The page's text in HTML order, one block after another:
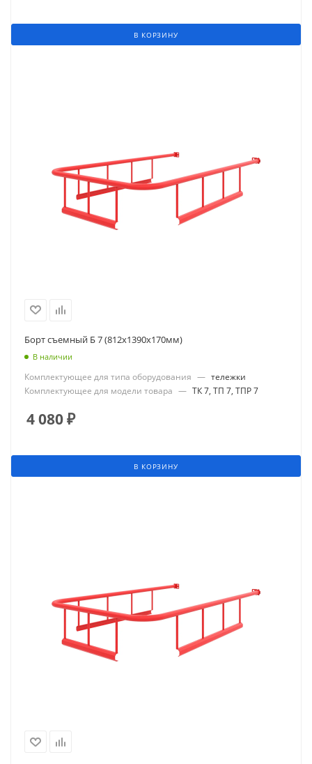
В КОРЗИНУ
Борт съемный Б 7 (812х1390х170мм)
В наличии
Комплектующее для типа оборудования — тележки
Комплектующее для модели товара — ТК 7, ТП 7, ТПР 7
4 080₽
В КОРЗИНУ